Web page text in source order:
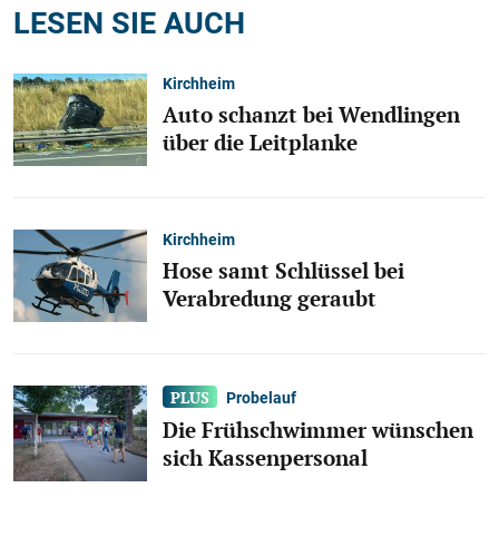
LESEN SIE AUCH
Kirchheim
Auto schanzt bei Wendlingen
über die Leitplanke
Kirchheim
Hose samt Schlüssel bei
Verabredung geraubt
Probelauf
Die Frühschwimmer wünschen
sich Kassenpersonal